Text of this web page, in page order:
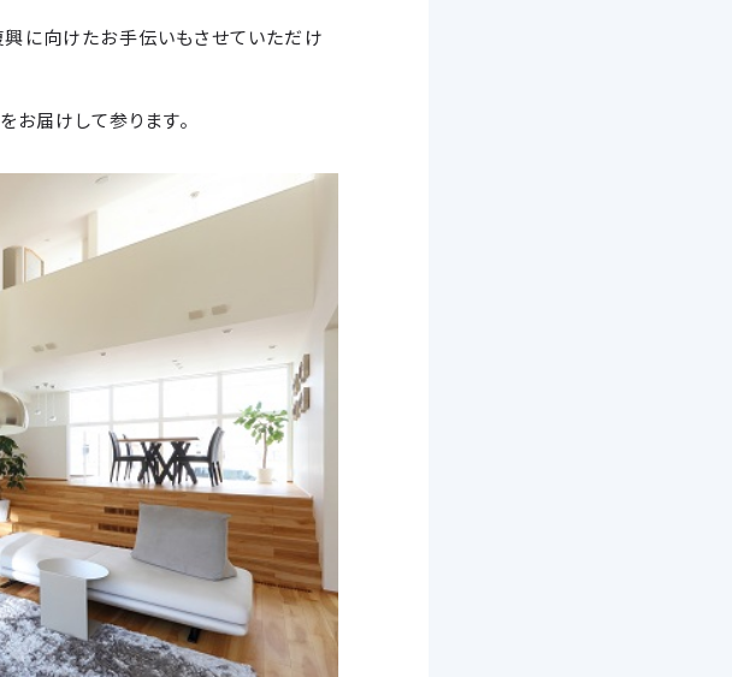
に向けたお手伝いもさせていただけ
お届けして参ります。